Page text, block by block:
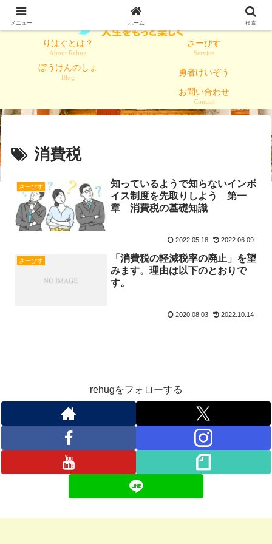
りはぐとは？
About Rehug
さーびす
Service
ぼうけんのしょ
Blog
勇者けいぞう
お問い合わせ
Contact
消費税
さーびす
知っているようで知らないインボ
イス制度を先取りしよう 第一
章 消費税の基礎知識
2022.05.18 2022.06.09
さーびす
「消費税の軽減税率の廃止」を望
みます。理由は以下のとおりで
す。
2020.08.03 2022.10.14
rehugをフォローする
メニュー ホーム 検索